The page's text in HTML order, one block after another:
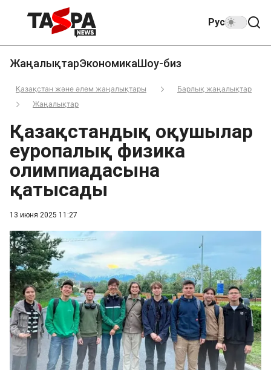
Рус
ЖаңалықтарЭкономикаШоу-биз
Қазақстан және әлем жаңалықтары
Барлық жаңалықтар
Жаңалықтар
13 июня 2025 11:27
Қазақстандық оқушылар
еуропалық физика
олимпиадасына
қатысады